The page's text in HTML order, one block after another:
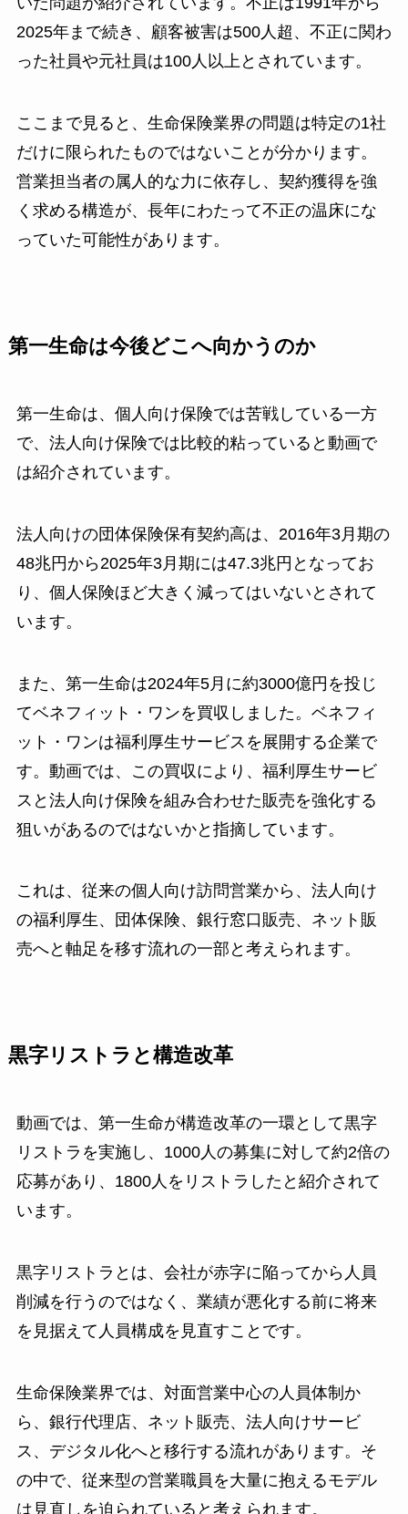
2025年まで続き、顧客被害は500人超、不正に関わ
った社員や元社員は100人以上とされています。
ここまで見ると、生命保険業界の問題は特定の1社
だけに限られたものではないことが分かります。
営業担当者の属人的な力に依存し、契約獲得を強
く求める構造が、長年にわたって不正の温床にな
っていた可能性があります。
第一生命は今後どこへ向かうのか
第一生命は、個人向け保険では苦戦している一方
で、法人向け保険では比較的粘っていると動画で
は紹介されています。
法人向けの団体保険保有契約高は、2016年3月期の
48兆円から2025年3月期には47.3兆円となってお
り、個人保険ほど大きく減ってはいないとされて
います。
また、第一生命は2024年5月に約3000億円を投じ
てベネフィット・ワンを買収しました。ベネフィ
ット・ワンは福利厚生サービスを展開する企業で
す。動画では、この買収により、福利厚生サービ
スと法人向け保険を組み合わせた販売を強化する
狙いがあるのではないかと指摘しています。
これは、従来の個人向け訪問営業から、法人向け
の福利厚生、団体保険、銀行窓口販売、ネット販
売へと軸足を移す流れの一部と考えられます。
黒字リストラと構造改革
動画では、第一生命が構造改革の一環として黒字
リストラを実施し、1000人の募集に対して約2倍の
応募があり、1800人をリストラしたと紹介されて
います。
黒字リストラとは、会社が赤字に陥ってから人員
削減を行うのではなく、業績が悪化する前に将来
を見据えて人員構成を見直すことです。
生命保険業界では、対面営業中心の人員体制か
ら、銀行代理店、ネット販売、法人向けサービ
ス、デジタル化へと移行する流れがあります。そ
の中で、従来型の営業職員を大量に抱えるモデル
は見直しを迫られていると考えられます。